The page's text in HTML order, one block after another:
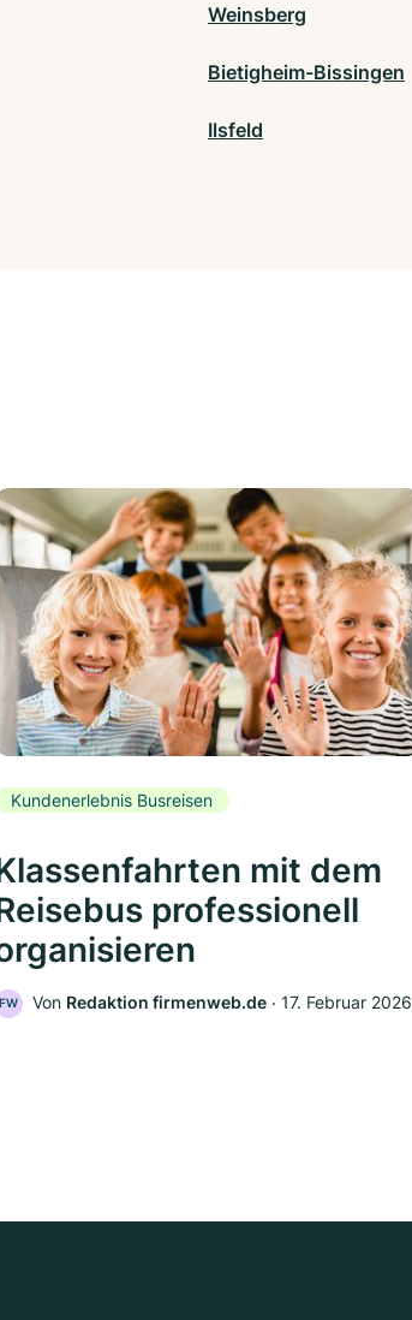
Weinsberg
Bietigheim-Bissingen
Ilsfeld
Kundenerlebnis Busreisen
mit dem
professionell
FW Von Redaktion firmenweb.de ‧ 17. Februar 2026